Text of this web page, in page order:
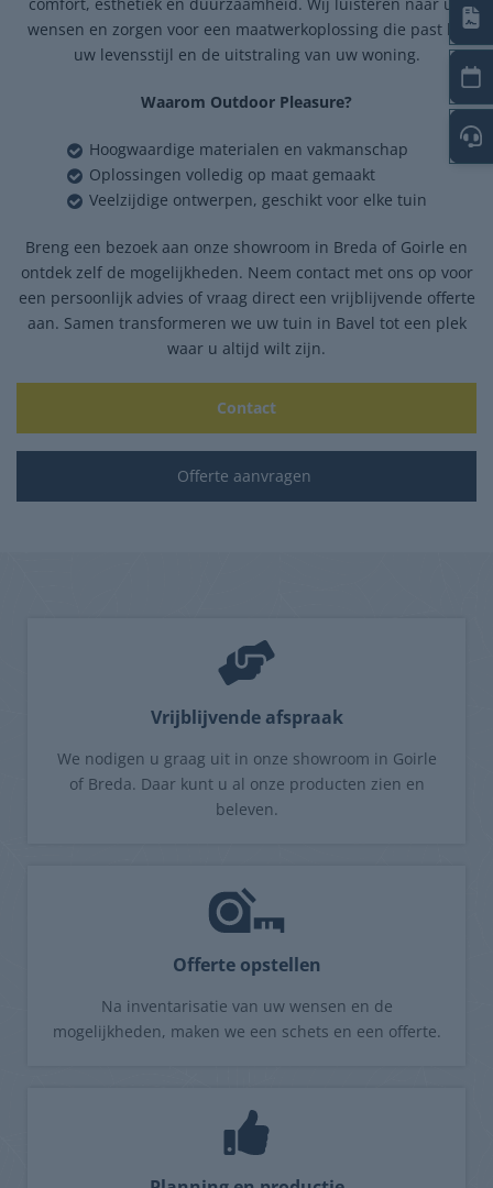
wensen en zorgen voor een maatwerkoplossing die past bij
uw levensstijl en de uitstraling van uw woning.
Waarom Outdoor Pleasure?
Hoogwaardige materialen en vakmanschap
Oplossingen volledig op maat gemaakt
Veelzijdige ontwerpen, geschikt voor elke tuin
Breng een bezoek aan onze showroom in Breda of Goirle en
ontdek zelf de mogelijkheden. Neem contact met ons op voor
een persoonlijk advies of vraag direct een vrijblijvende offerte
aan. Samen transformeren we uw tuin in Bavel tot een plek
waar u altijd wilt zijn.
Contact
Offerte aanvragen
Vrijblijvende afspraak
We nodigen u graag uit in onze showroom in Goirle
of Breda. Daar kunt u al onze producten zien en
beleven.
Offerte opstellen
Na inventarisatie van uw wensen en de
mogelijkheden, maken we een schets en een offerte.